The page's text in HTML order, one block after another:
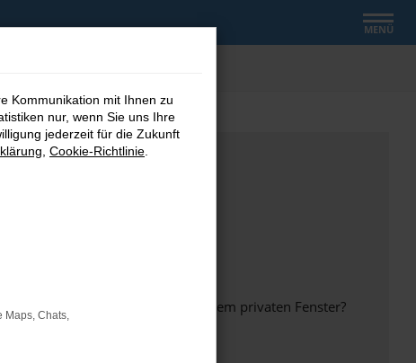
MENÜ
anderen Browser oder in einem privaten Fenster?
Kommunikation mit Ihnen zu
nur, wenn Sie uns Ihre
jederzeit für die Zukunft
Cookie-Richtlinie
Maps, Chats,